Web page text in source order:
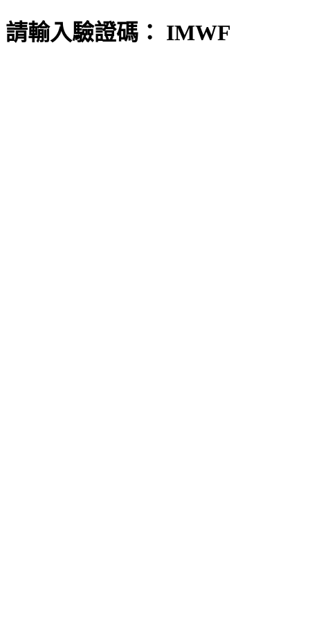
請輸入驗證碼： IMWF